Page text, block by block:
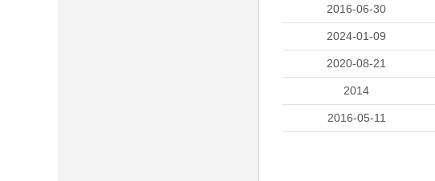
2016-06-30
2024-01-09
2020-08-21
2014
2016-05-11